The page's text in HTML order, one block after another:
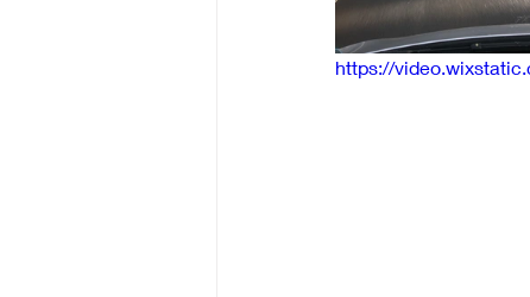
https://